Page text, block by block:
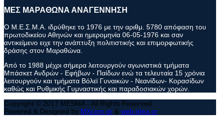
ΜΕΣ ΜΑΡΑΘΩΝΑ ΑΝΑΓΕΝΝΗΣΗ
Ο Μ.Ε.Σ.Μ.Α. ιδρύθηκε το 1976 με την αριθμ. 5780 απόφαση του
πρωτοδικείου Αθηνών και ημερομηνία 06-05-1976 και σαν
αντικείμενο ειχε την ανάπτυξη πολιτιστικής και επιμορφωτικής
δράσης στον Μαραθώνα.
Από το 1988 μέχρι σήμερα λειτουργούν αγωνιστικά τμήματα
Μπάσκετ Ανδρών - Εφήβων - Παίδων ενώ τα τελευταία 15 χρόνια
λειτουργούν και τμήματα Βόλεϊ Γυναικών - Νεανίδων- Κορασίδων
καθώς και Ρυθμικής Γυμναστικής και παραδοσιακών χορών.
Copyright © 2017 MESMA - All Rights Reserved.
Powered & Designed by MXcom.gr & web-idea.gr